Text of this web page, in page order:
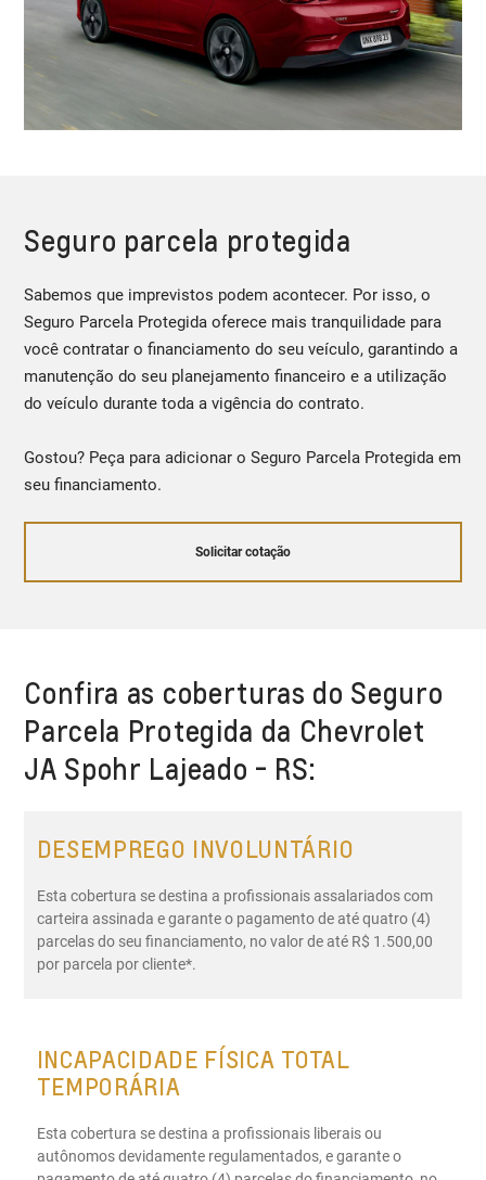
Seguro parcela protegida
Sabemos que imprevistos podem acontecer. Por isso, o
Seguro Parcela Protegida oferece mais tranquilidade para
você contratar o financiamento do seu veículo, garantindo a
manutenção do seu planejamento financeiro e a utilização
do veículo durante toda a vigência do contrato.
Gostou? Peça para adicionar o Seguro Parcela Protegida em
seu financiamento.
Solicitar cotação
Confira as coberturas do Seguro
Parcela Protegida da Chevrolet
JA Spohr Lajeado - RS:
DESEMPREGO INVOLUNTÁRIO
Esta cobertura se destina a profissionais assalariados com
carteira assinada e garante o pagamento de até quatro (4)
parcelas do seu financiamento, no valor de até R$ 1.500,00
por parcela por cliente*.
INCAPACIDADE FÍSICA TOTAL
TEMPORÁRIA
Esta cobertura se destina a profissionais liberais ou
autônomos devidamente regulamentados, e garante o